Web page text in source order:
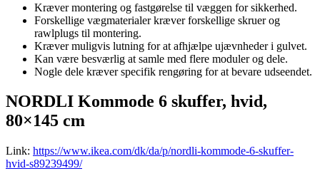
Kræver montering og fastgørelse til væggen for sikkerhed.
Forskellige vægmaterialer kræver forskellige skruer og
rawlplugs til montering.
Kræver muligvis lutning for at afhjælpe ujævnheder i gulvet.
Kan være besværlig at samle med flere moduler og dele.
Nogle dele kræver specifik rengøring for at bevare udseendet.
NORDLI Kommode 6 skuffer, hvid,
80×145 cm
Link: https://www.ikea.com/dk/da/p/nordli-kommode-6-skuffer-
hvid-s89239499/